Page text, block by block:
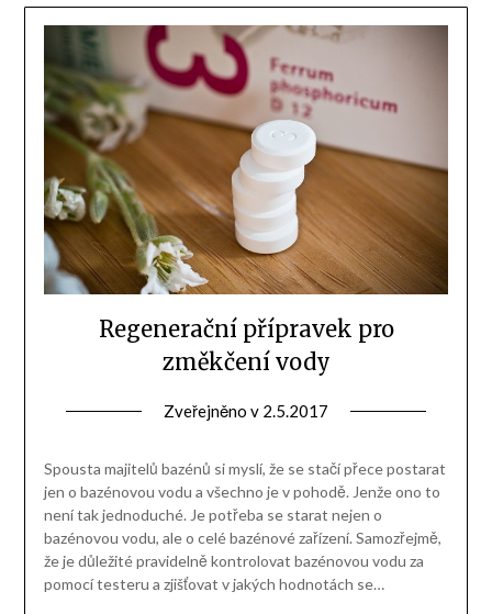
Regenerační přípravek pro
změkčení vody
Zveřejněno v 2.5.2017
Spousta majitelů bazénů si myslí, že se stačí přece postarat
jen o bazénovou vodu a všechno je v pohodě. Jenže ono to
není tak jednoduché. Je potřeba se starat nejen o
bazénovou vodu, ale o celé bazénové zařízení. Samozřejmě,
že je důležité pravidelně kontrolovat bazénovou vodu za
pomocí testeru a zjišťovat v jakých hodnotách se…